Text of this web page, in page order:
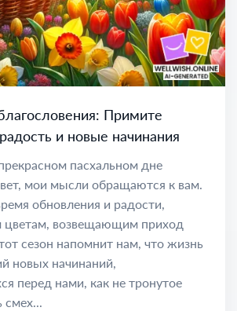
Примите
и новые начинания
пасхальном дне
мои мысли обращаются к вам.
обновления и радости,
цветам, возвещающим приход
сезон напомнит нам, что жизнь
новых начинаний,
перед нами, как не тронутое
смех...